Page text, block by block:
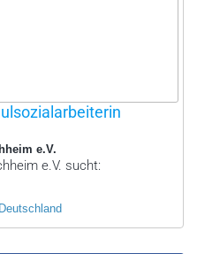
e.V.
e.V. sucht: